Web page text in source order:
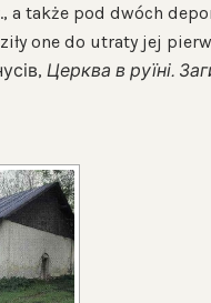
a także pod dwóch
one do utraty jej
Церква в руїні.